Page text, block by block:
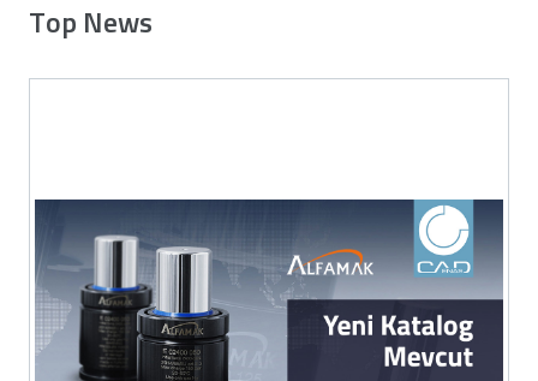
Top News